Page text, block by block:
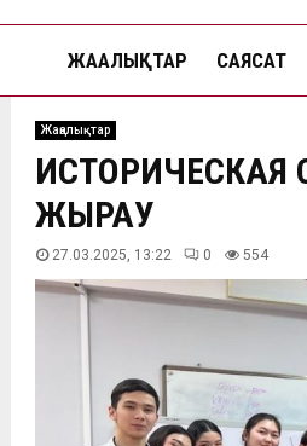
ЖАҢАЛЫҚТАР САЯСАТ
Жаңалықтар
ИСТОРИЧЕСКАЯ
ЖЫРАУ
27.03.2025, 13:22 0 554